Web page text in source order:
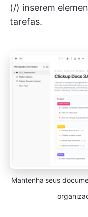
(/) inserem
tarefas.
Mantenha seus